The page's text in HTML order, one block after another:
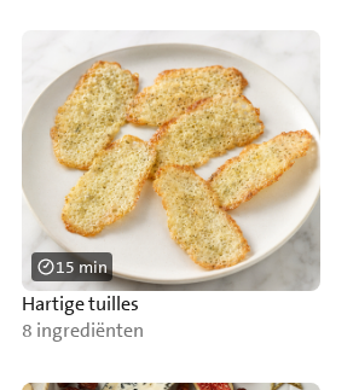
Hartige tuilles
8 ingrediënten
15 min